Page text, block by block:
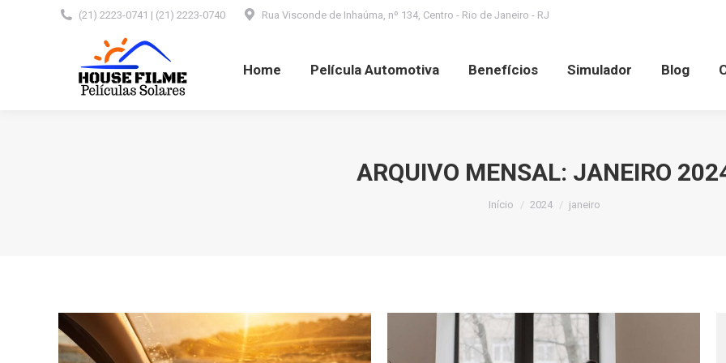
(21) 2223-0741 | (21) 2223-0740 Rua Visconde de Inhaúma, nº 134, Centro - Rio de Janeiro - RJ
Home Película Automotiva Benefícios Simulador Blog
ARQUIVO MENSAL: JANEIRO
Você está aqui:
Início 2024 janeiro
Home Película Automotiva